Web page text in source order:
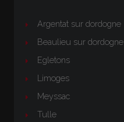
Argentat sur dordogne
Beaulieu sur dordogne
Egletons
Limoges
Meyssac
Tulle